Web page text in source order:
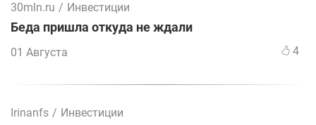
30mln.ru / Инвестиции
Беда пришла откуда не ждали
01 Августа 4
Irinanfs / Инвестиции